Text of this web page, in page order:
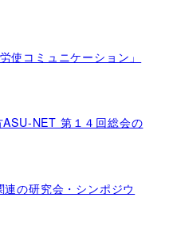
使コミュニケーション」
NET 第１４回総会の
の研究会・シンポジウ